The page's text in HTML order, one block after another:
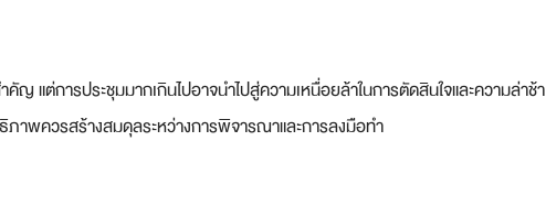
ญ แต่การประชุมมากเกินไปอาจนำไปสู่ความเหนื่อยล้าในการตัดสินใจและความล่าช้า
ภาพควรสร้างสมดุลระหว่างการพิจารณาและการลงมือทำ